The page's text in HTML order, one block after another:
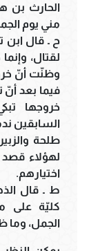
الحارث بن
مني يوم
ح ـ قال ابن
لقتال،
وظنّت أنّ
فيما بعد أنّ
خروجها
السابقين
طلحة
لهؤلاء قصد
اختيارهم.
ط ـ قال
كليّة على
الجمل، وما